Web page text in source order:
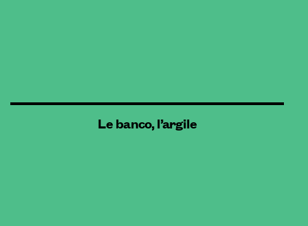
Le banco, l’argile